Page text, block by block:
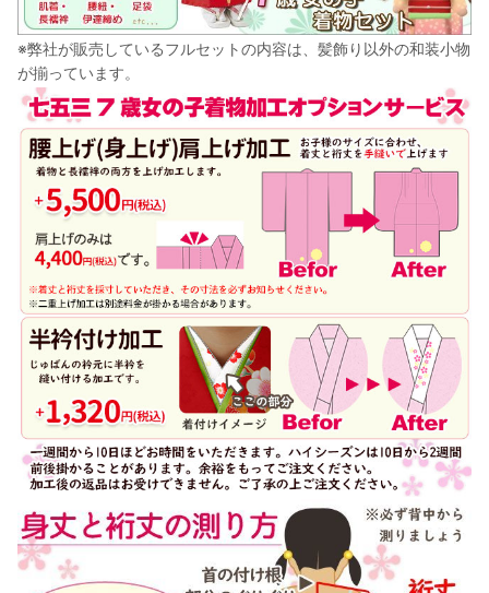
※弊社が販売しているフルセットの内容は、髪飾り以外の和装小物
が揃っています。